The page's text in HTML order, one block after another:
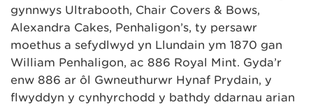
gynnwys Ultrabooth, Chair Covers & Bows,
Alexandra Cakes, Penhaligon’s, tŷ persawr
moethus a sefydlwyd yn Llundain ym 1870 gan
William Penhaligon, ac 886 Royal Mint. Gyda’r
enw 886 ar ôl Gwneuthurwr Hynaf Prydain, y
flwyddyn y cynhyrchodd y bathdy ddarnau arian